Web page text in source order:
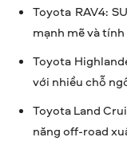
Toyota RAV4:
mạnh mẽ và
Toyota
với nhiều chỗ
Toyota Land
năng off-road